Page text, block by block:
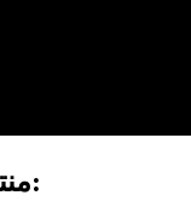
15 منتجات أخرى في نفس الفئة: